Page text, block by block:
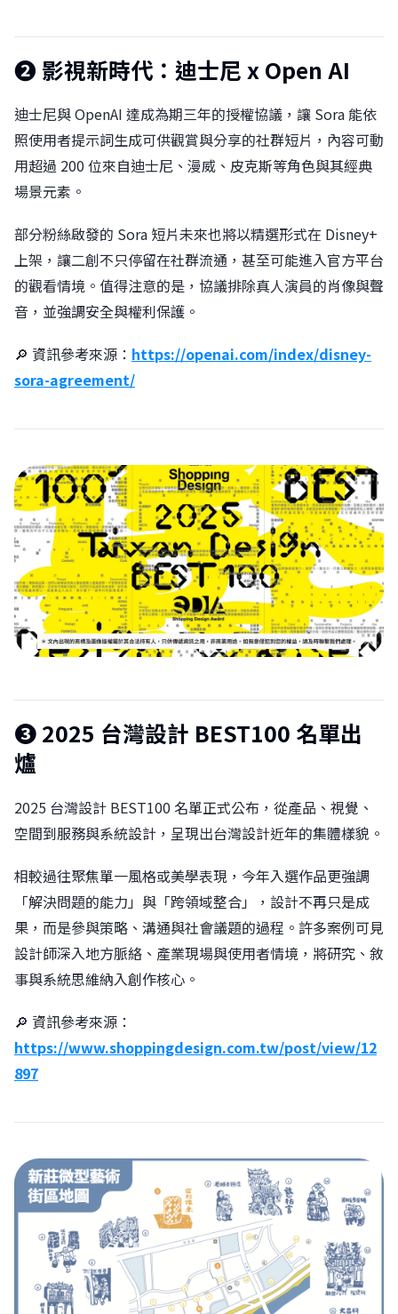
❷ 影視新時代：迪士尼 x Open AI
迪士尼與 OpenAI 達成為期三年的授權協議，讓 Sora 能依
照使用者提示詞生成可供觀賞與分享的社群短片，內容可動
用超過 200 位來自迪士尼、漫威、皮克斯等角色與其經典
場景元素。
部分粉絲啟發的 Sora 短片未來也將以精選形式在 Disney+
上架，讓二創不只停留在社群流通，甚至可能進入官方平台
的觀看情境。值得注意的是，協議排除真人演員的肖像與聲
音，並強調安全與權利保護。
🔎 資訊參考來源： https://openai.com/index/disney-
sora-agreement/
❸ 2025 台灣設計 BEST100 名單出
爐
2025 台灣設計 BEST100 名單正式公布，從產品、視覺、
空間到服務與系統設計，呈現出台灣設計近年的集體樣貌。
相較過往聚焦單一風格或美學表現，今年入選作品更強調
「解決問題的能力」與「跨領域整合」，設計不再只是成
果，而是參與策略、溝通與社會議題的過程。許多案例可見
設計師深入地方脈絡、產業現場與使用者情境，將研究、敘
事與系統思維納入創作核心。
🔎 資訊參考來源：
https://www.shoppingdesign.com.tw/post/view/12
897